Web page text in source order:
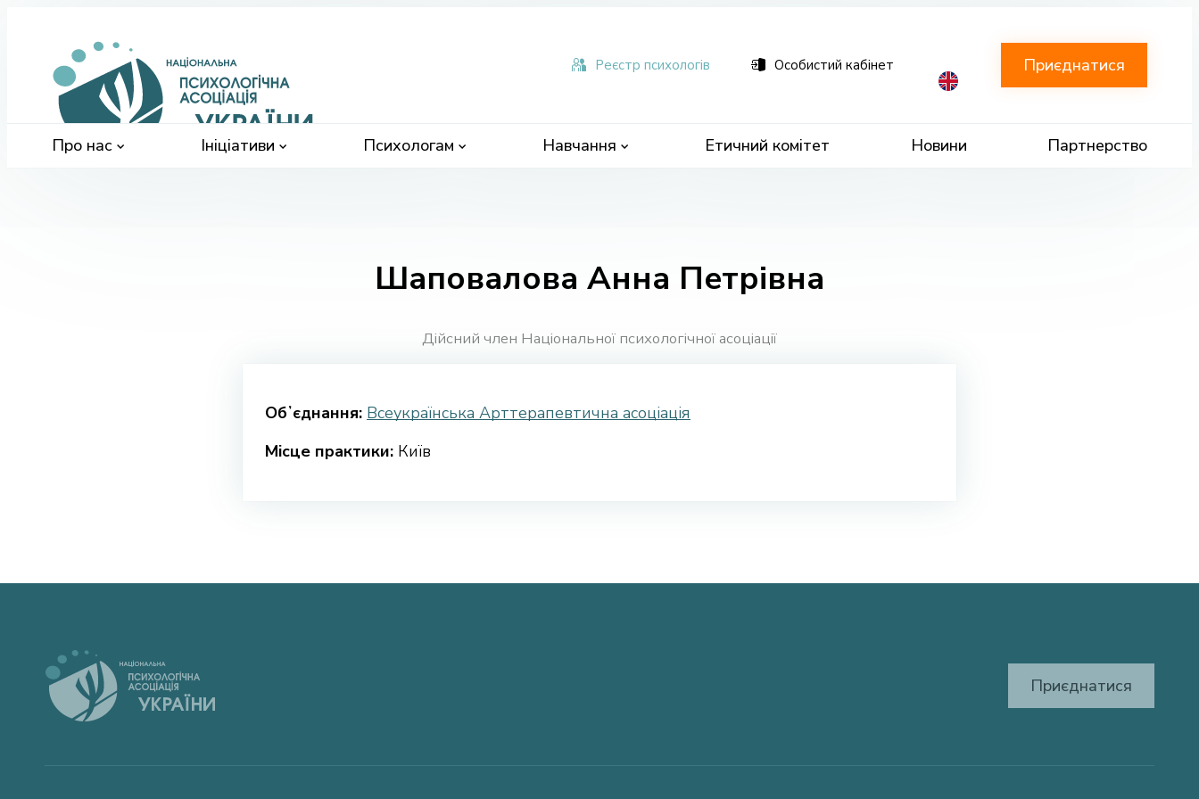
Про нас
Ініціативи Психологам Навчання Етичний комітет Новини Партнерство
Реєстр психологів Особистий кабінет Приєднатися
Шаповалова Анна Петрівна
Дійсний член Національної психологічної асоціації
Обʼєднання: Всеукраїнська Арттерапевтична асоціація
Місце практики: Київ
Приєднатися